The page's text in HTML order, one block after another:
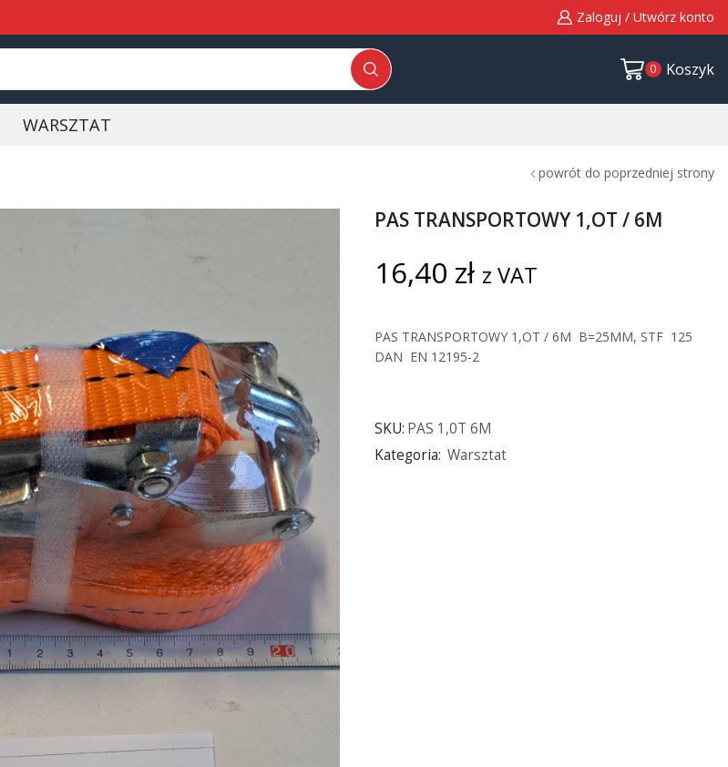
Zaloguj / Utwórz konto
0 Koszyk
WARSZTAT
powrót do poprzedniej strony
PAS TRANSPORTOWY 1,OT / 6M
16,40 zł z VAT
PAS TRANSPORTOWY 1,OT / 6M B=25MM, STF 125
DAN EN 12195-2
SKU: PAS 1,0T 6M
Kategoria: Warsztat